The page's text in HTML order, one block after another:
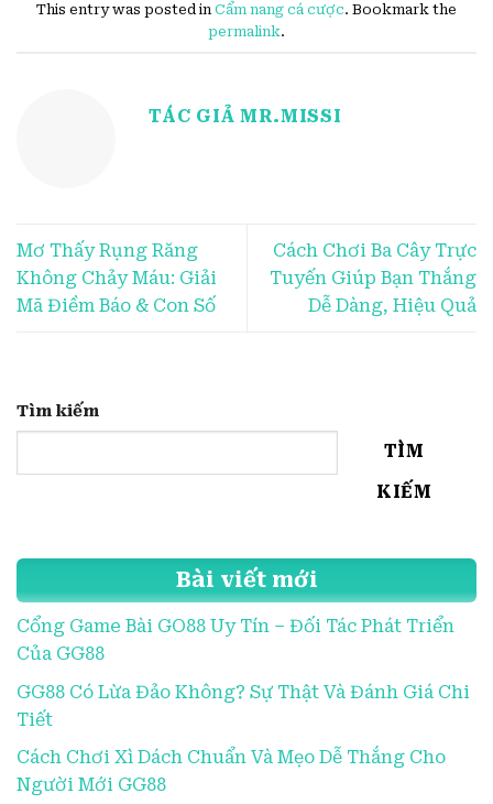
This entry was posted in Cẩm nang cá cược. Bookmark the
permalink.
TÁC GIẢ MR.MISSI
Mơ Thấy Rụng Răng
Không Chảy Máu: Giải
Mã Điềm Báo & Con Số
Cách Chơi Ba Cây Trực
Tuyến Giúp Bạn Thắng
Dễ Dàng, Hiệu Quả
Tìm kiếm
TÌM
KIẾM
Bài viết mới
Cổng Game Bài GO88 Uy Tín – Đối Tác Phát Triển
Của GG88
GG88 Có Lừa Đảo Không? Sự Thật Và Đánh Giá Chi
Tiết
Cách Chơi Xì Dách Chuẩn Và Mẹo Dễ Thắng Cho
Người Mới GG88